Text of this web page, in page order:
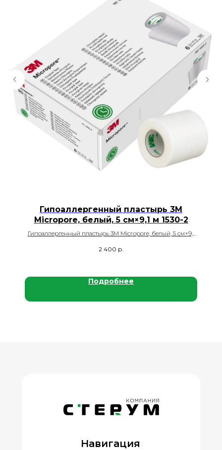
Гипоаллергенный пластырь 3М
Micropore, белый, 5 см×9,1 м 1530-2
Гипоаллергенный пластырь 3М Micropore, белый, 5 см×9,1
2 400 р.
Подробнее
Навигация